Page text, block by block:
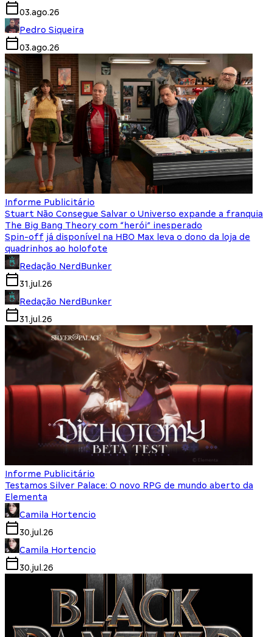
03.ago.26
Pedro Siqueira
03.ago.26
Informe Publicitário
Stuart Não Consegue Salvar o Universo expande a franquia
The Big Bang Theory com “herói” inesperado
Spin-off já disponível na HBO Max leva o dono da loja de
quadrinhos ao holofote
Redação NerdBunker
31.jul.26
Redação NerdBunker
31.jul.26
Informe Publicitário
Testamos Silver Palace: O novo RPG de mundo aberto da
Elementa
Camila Hortencio
30.jul.26
Camila Hortencio
30.jul.26